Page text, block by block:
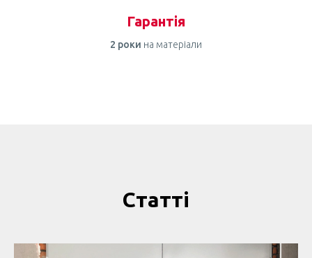
Гарантія
2 роки на матеріали
Статті